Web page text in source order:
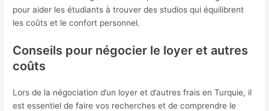
pour aider les étudiants à trouver des studios qui équilibrent
les coûts et le confort personnel.
Conseils pour négocier le loyer et autres
coûts
Lors de la négociation d’un loyer et d’autres frais en Turquie, il
est essentiel de faire vos recherches et de comprendre le